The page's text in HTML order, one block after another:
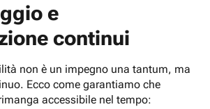
e
continui
non è un impegno una tantum, ma
Ecco come garantiamo che
accessibile nel tempo: